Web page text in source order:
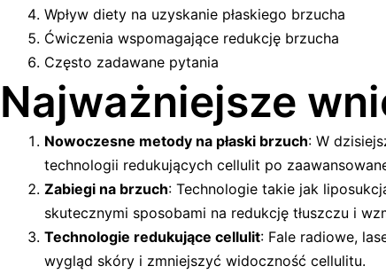
Wpływ diety na uzyskanie płaskiego brzucha
Ćwiczenia wspomagające redukcję brzucha
Często zadawane pytania
Najważniejsze
Nowoczesne metody na płaski brzuch: W
technologii redukujących cellulit po
Zabiegi na brzuch: Technologie takie jak
skutecznymi sposobami na redukcję tłuszczu i
Technologie redukujące cellulit: Fale radiowe,
wygląd skóry i zmniejszyć widoczność cellulitu.